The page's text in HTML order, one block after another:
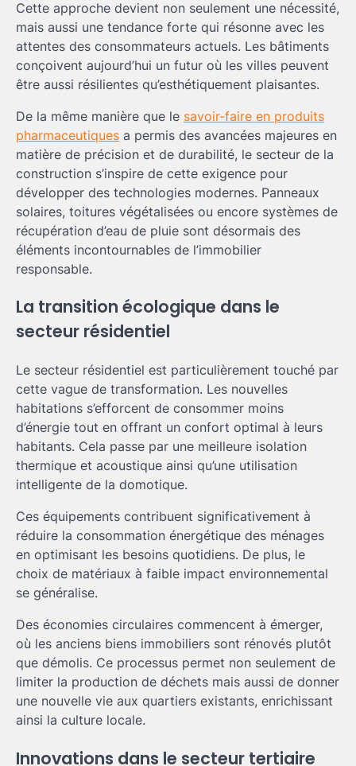
Cette approche devient non seulement une nécessité,
mais aussi une tendance forte qui résonne avec les
attentes des consommateurs actuels. Les bâtiments
conçoivent aujourd’hui un futur où les villes peuvent
être aussi résilientes qu’esthétiquement plaisantes.
De la même manière que le savoir-faire en produits
pharmaceutiques a permis des avancées majeures en
matière de précision et de durabilité, le secteur de la
construction s’inspire de cette exigence pour
développer des technologies modernes. Panneaux
solaires, toitures végétalisées ou encore systèmes de
récupération d’eau de pluie sont désormais des
éléments incontournables de l’immobilier
responsable.
La transition écologique dans le
secteur résidentiel
Le secteur résidentiel est particulièrement touché par
cette vague de transformation. Les nouvelles
habitations s’efforcent de consommer moins
d’énergie tout en offrant un confort optimal à leurs
habitants. Cela passe par une meilleure isolation
thermique et acoustique ainsi qu’une utilisation
intelligente de la domotique.
Ces équipements contribuent significativement à
réduire la consommation énergétique des ménages
en optimisant les besoins quotidiens. De plus, le
choix de matériaux à faible impact environnemental
se généralise.
Des économies circulaires commencent à émerger,
où les anciens biens immobiliers sont rénovés plutôt
que démolis. Ce processus permet non seulement de
limiter la production de déchets mais aussi de donner
une nouvelle vie aux quartiers existants, enrichissant
ainsi la culture locale.
Innovations dans le secteur tertiaire